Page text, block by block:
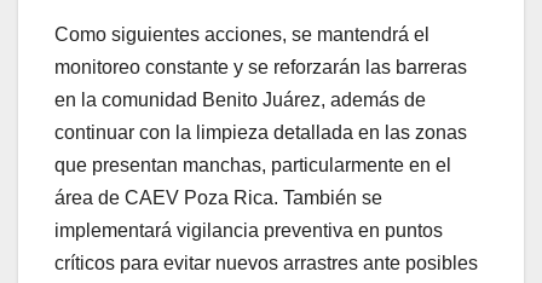
Como siguientes acciones, se mantendrá el
monitoreo constante y se reforzarán las barreras
en la comunidad Benito Juárez, además de
continuar con la limpieza detallada en las zonas
que presentan manchas, particularmente en el
área de CAEV Poza Rica. También se
implementará vigilancia preventiva en puntos
críticos para evitar nuevos arrastres ante posibles